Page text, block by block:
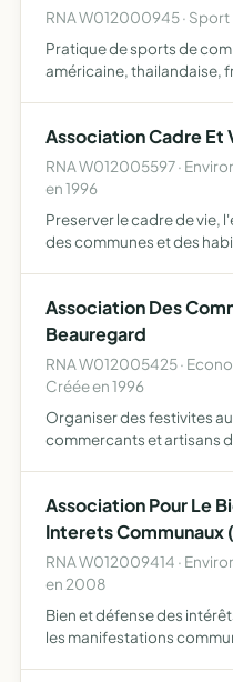
RNA W012000945 · Sport
Pratique de sports de
américaine, thailandaise,
Association Cadre Et
RNA W012005597 ·
en 1996
Preserver le cadre de vie,
des communes et des
Association Des
Beauregard
RNA W012005425 ·
Créée en 1996
Organiser des festivites
commercants et artisans
Association Pour Le
Interets Communaux
RNA W012009414 ·
en 2008
Bien et défense des
les manifestations